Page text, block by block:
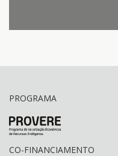
PROGRAMA
CO-FINANCIAMENTO